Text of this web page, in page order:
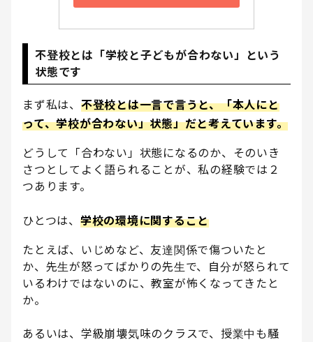
不登校とは「学校と子どもが合わない」という
状態です
まず私は、 不登校とは一言で言うと、「本人にと
って、学校が合わない」状態」だと考えています。
どうして「合わない」状態になるのか、そのいき
さつとしてよく語られることが、私の経験では２
つあります。
ひとつは、 学校の環境に関すること
たとえば、いじめなど、友達関係で傷ついたと
か、先生が怒ってばかりの先生で、自分が怒られて
いるわけではないのに、教室が怖くなってきたと
か。
あるいは、学級崩壊気味のクラスで、授業中も騒